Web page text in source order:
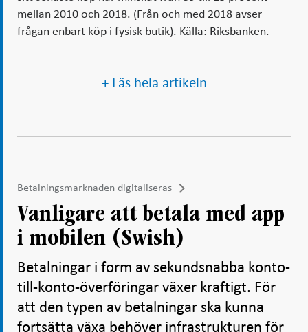
mellan 2010 och 2018. (Från och med 2018 avser
frågan enbart köp i fysisk butik). Källa: Riksbanken.
+ Läs hela artikeln
Betalningsmarknaden digitaliseras
Vanligare att betala med app
i mobilen (Swish)
Betalningar i form av sekundsnabba konto-
till-konto-överföringar växer kraftigt. För
att den typen av betalningar ska kunna
fortsätta växa behöver infrastrukturen för